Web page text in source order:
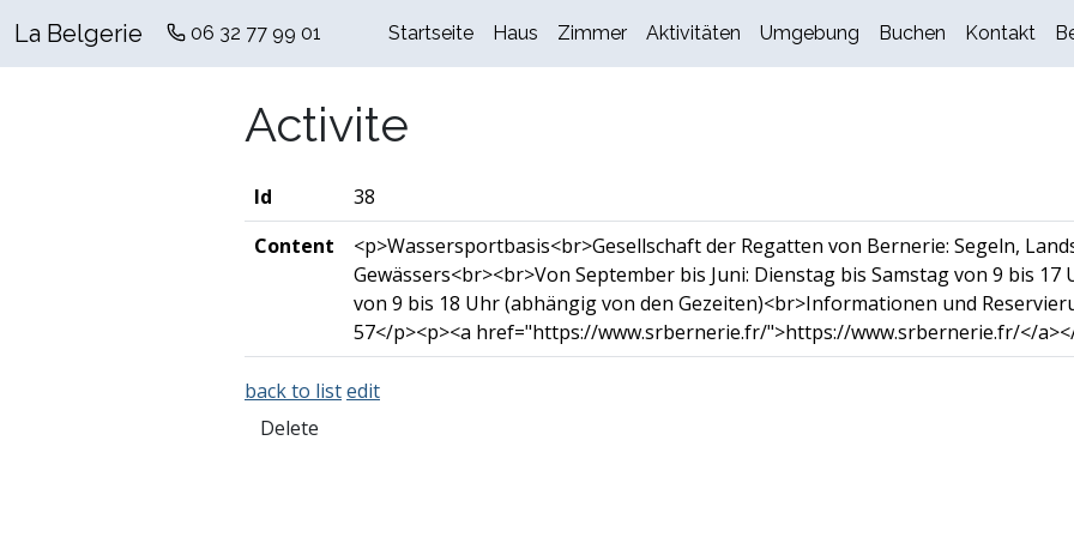
La Belgerie 06 32 77 99 01 Startseite Haus Zimmer Aktivitäten Umgebung Buchen Kontakt
Activite
Id
38
Content
<p>Wassersportbasis<br>Gesellschaft der Regatten von Bernerie: Segeln,
Gewässers<br><br>Von September bis Juni: Dienstag bis Samstag von 9 bis
von 9 bis 18 Uhr (abhängig von den Gezeiten)<br>Informationen und
57</p><p><a href="https://www.srbernerie.fr/">https://www.srbernerie.fr/</
back to listedit
Delete